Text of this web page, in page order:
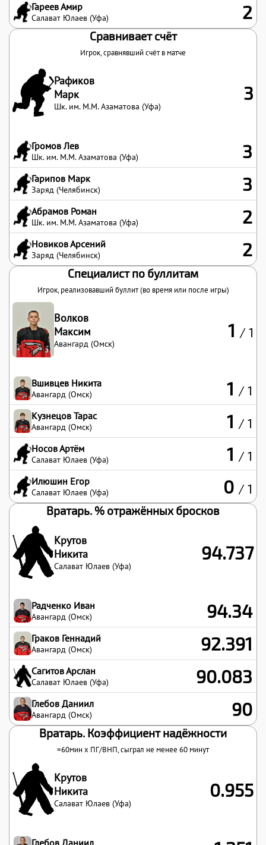
Гареев Амир
Салават Юлаев (Уфа) 2
Сравнивает счёт
Игрок, сравнявший счёт в матче
Рафиков
Марк
Шк. им. М.М. Азаматова (Уфа)
3
Громов Лев
Шк. им. М.М. Азаматова (Уфа) 3
Гарипов Марк
Заряд (Челябинск) 3
Абрамов Роман
Шк. им. М.М. Азаматова (Уфа) 2
Новиков Арсений
Заряд (Челябинск) 2
Специалист по буллитам
Игрок, реализовавший буллит (во время или после игры)
Волков
Максим
Авангард (Омск)
1 / 1
Вшивцев Никита
Авангард (Омск) 1 / 1
Кузнецов Тарас
Авангард (Омск) 1 / 1
Носов Артём
Салават Юлаев (Уфа) 1 / 1
Илюшин Егор
Салават Юлаев (Уфа) 0 / 1
Вратарь. % отражённых бросков
Крутов
Никита
Салават Юлаев (Уфа)
94.737
Радченко Иван
Авангард (Омск) 94.34
Граков Геннадий
Авангард (Омск) 92.391
Сагитов Арслан
Салават Юлаев (Уфа) 90.083
Глебов Даниил
Авангард (Омск) 90
Вратарь. Коэффициент надёжности
=60мин x ПГ/ВНП, сыграл не менее 60 минут
Крутов
Никита
Салават Юлаев (Уфа)
0.955